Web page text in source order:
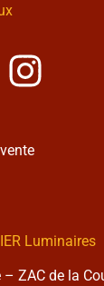
Luminaires
ZAC de la